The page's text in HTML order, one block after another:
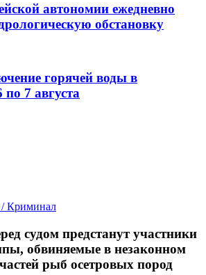
автономии ежедневно
обстановку
горячей воды в
7 августа
Криминал
судом предстанут участники
обвиняемые в незаконном
рыб осетровых пород